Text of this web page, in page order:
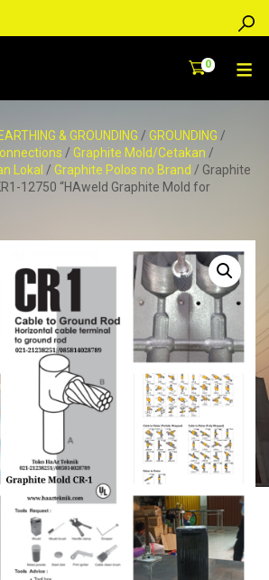
0
EARTHING & GROUNDING / GROUNDING /
/ Graphite Mold/Cetakan /
Lokal / Graphite Polos no Brand / Graphite
12750 “HAweld Graphite Mold for